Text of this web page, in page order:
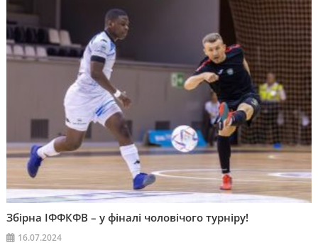
Збірна ІФФКФВ – у фіналі чоловічого турніру!
16.07.2024